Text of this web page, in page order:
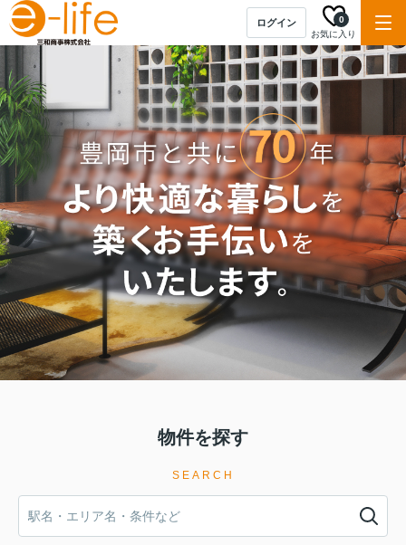
ログイン
お気に入り
0
物件を探す
SEARCH